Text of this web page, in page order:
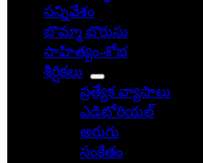
సన్నివేశం
బొమ్మా బొరుసు
సాహిత్యం-శోభ
శీర్షికలు
ప్రత్యేక వ్యాసాలు
ఎడిటోరియల్
అరుగు
సంకేతం